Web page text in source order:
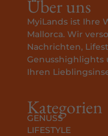
Über uns
MyiLands ist Ihre
Mallorca. Wir
Nachrichten,
Genusshighlights
Ihren
Kategorien
GENUSS
LIFESTYLE